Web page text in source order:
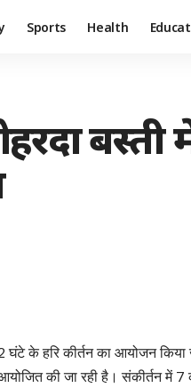
Sports Health
बस्ती
घंटे के हरि कीर्तन का आयोजन
आयोजित की जा रही है। संकीर्तन में 7